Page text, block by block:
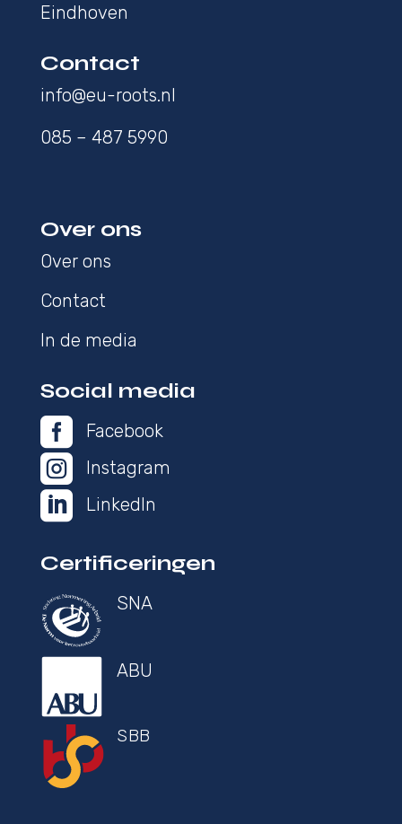
Eindhoven
Contact
info@eu-roots.nl
085 – 487 5990
Over ons
Over ons
Contact
In de media
Social media
 Facebook
 Instagram
 LinkedIn
Certificeringen
SNA
ABU
SBB